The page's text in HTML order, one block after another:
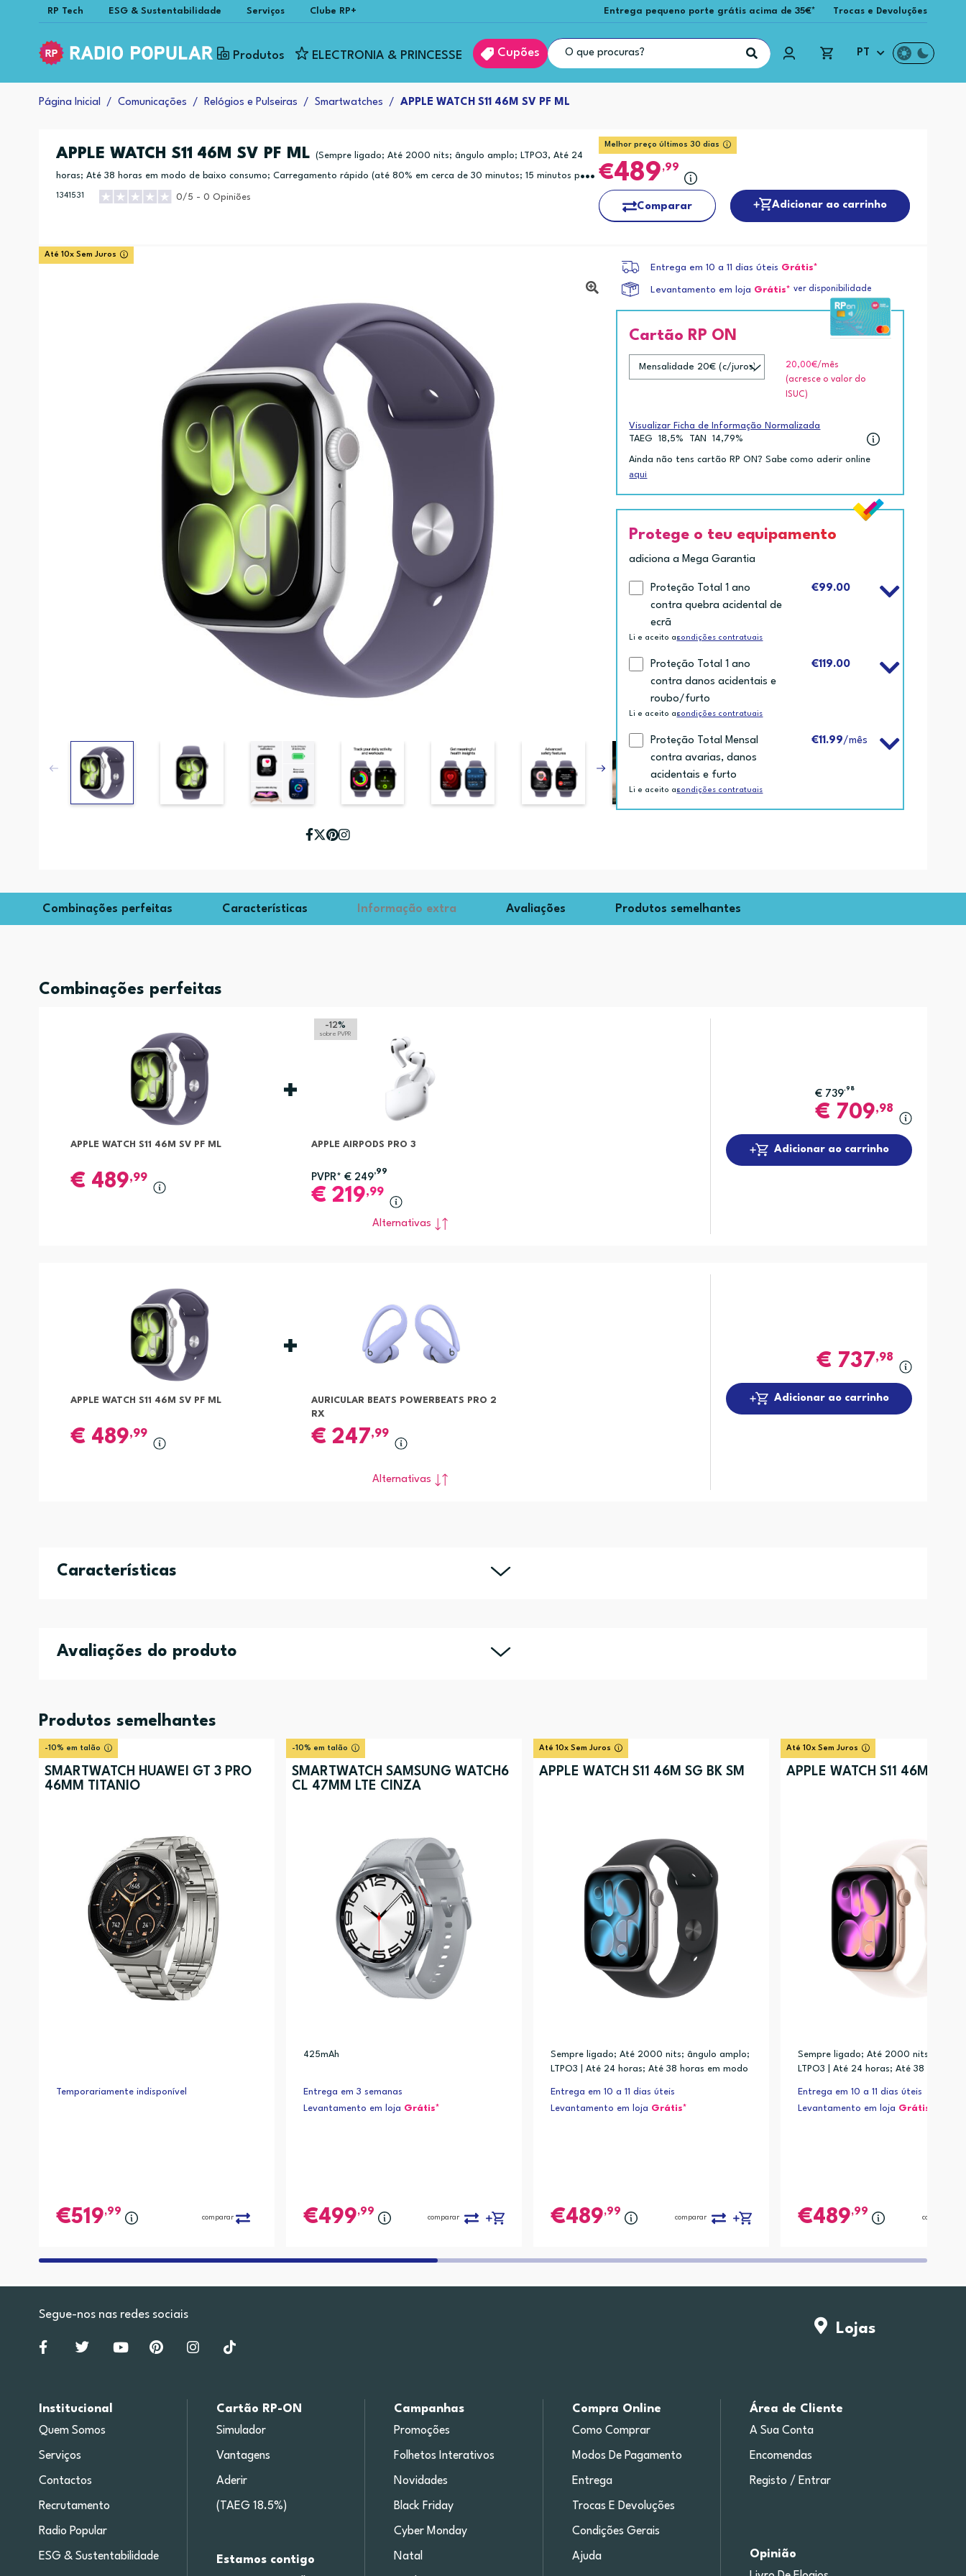
RP Tech ESG & Sustentabilidade Serviços Clube RP+ Entrega pequeno porte grátis acima de 35€* Trocas e Devoluções
Produtos ELECTRONIA & PRINCESSE Cupões PT
Página Inicial Comunicações Relógios e Pulseiras Smartwatches APPLE WATCH S11 46M SV PF ML
APPLE WATCH S11 46M SV PF ML (Sempre ligado; Até 2000 nits; ângulo amplo; LTPO3, Até 24
horas; Até 38 horas em modo de baixo consumo; Carregamento rápido (até 80% em cerca de 30 minutos; 15 minutos para
ter até 8 horas de autonomia))
1341531 0/5 - 0 Opiniões
Melhor preço últimos 30 dias
489 ,99
Comparar Adicionar ao carrinho
Até 10x Sem Juros
Entrega em 10 a 11 dias úteis Grátis*
Levantamento em loja Grátis* ver disponibilidade
Cartão RP ON
20,00€/mês
(acresce o valor do
ISUC)
Visualizar Ficha de Informação Normalizada
TAEG
18,5% TAN 14,79%
Ainda não tens cartão RP ON? Sabe como aderir online
aqui
Protege o teu equipamento
adiciona a Mega Garantia
Proteção Total 1 ano
contra quebra acidental de
ecrã
€99.00
Li e aceito ascondições contratuais
Proteção Total 1 ano
contra danos acidentais e
roubo/furto
€119.00
Li e aceito ascondições contratuais
Proteção Total Mensal
contra avarias, danos
acidentais e furto
€11.99/mês
Li e aceito ascondições contratuais
Combinações perfeitas Características Informação extra Avaliações Produtos semelhantes
Combinações perfeitas
APPLE WATCH S11 46M SV PF ML
€ 489,99
-12%
sobre PVPR
APPLE AIRPODS PRO 3
PVPR* € 249
,99
€ 219,99
Alternativas
€ 739 ,98
€ 709,98
Adicionar ao carrinho
APPLE WATCH S11 46M SV PF ML
€ 489,99
AURICULAR BEATS POWERBEATS PRO 2
RX
€ 247,99
Alternativas
€ 737,98
Adicionar ao carrinho
Características
Avaliações do produto
Produtos semelhantes
-10% em talão
SMARTWATCH HUAWEI GT 3 PRO
46MM TITANIO
Temporariamente indisponível
519,99
comparar
-10% em talão
SMARTWATCH SAMSUNG WATCH6
CL 47MM LTE CINZA
425mAh
Entrega em 3 semanas
Levantamento em loja Grátis*
499,99
comparar
Até 10x Sem Juros
APPLE WATCH S11 46M SG BK SM
Sempre ligado; Até 2000 nits; ângulo amplo;
LTPO3 | Até 24 horas; Até 38 horas em modo
80% em cerca de 30 minutos; 15 minutos par
a ter até 8 horas de autonomia)
Entrega em 10 a 11 dias úteis
Levantamento em loja Grátis*
489,99
comparar
Até 10x Sem Juros
APPLE WATCH S11 46M RG
Sempre ligado; Até 2000 nits; ângulo
LTPO3 | Até 24 horas; Até 38 horas
80% em cerca de 30 minutos; 15
a ter até 8 horas de autonomia)
Entrega em 10 a 11 dias úteis
Levantamento em loja Grátis*
489,99
comparar
Lojas
Segue-nos nas redes sociais
Institucional
Quem Somos
Serviços
Contactos
Recrutamento
Radio Popular
ESG & Sustentabilidade
Cartão RP-ON
Simulador
Vantagens
Aderir
(TAEG 18.5%)
Estamos contigo
Campanhas
Promoções
Folhetos Interativos
Novidades
Black Friday
Cyber Monday
Natal
Compra Online
Como Comprar
Modos De Pagamento
Entrega
Trocas E Devoluções
Condições Gerais
Ajuda
Área de Cliente
A Sua Conta
Encomendas
Registo / Entrar
Opinião